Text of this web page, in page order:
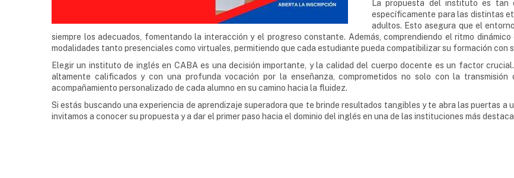
La propuesta del instituto es tan
específicamente para las distintas
adultos. Esto asegura que el
siempre los adecuados, fomentando la interacción y el progreso constante. Además, comprendiendo el ritmo
modalidades tanto presenciales como virtuales, permitiendo que cada estudiante pueda compatibilizar su formación con
Elegir un instituto de inglés en CABA es una decisión importante, y la calidad del cuerpo docente es un factor
altamente calificados y con una profunda vocación por la enseñanza, comprometidos no solo con la
acompañamiento personalizado de cada alumno en su camino hacia la fluidez.
Si estás buscando una experiencia de aprendizaje superadora que te brinde resultados tangibles y te abra las puertas
invitamos a conocer su propuesta y a dar el primer paso hacia el dominio del inglés en una de las instituciones más